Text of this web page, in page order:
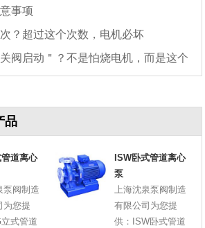
事项
？超过这个次数，电机必坏
阀启动＂？不是怕烧电机，而是这个
品
管道离心
泵阀制造
为您提
式管道
ISW卧式管道离心
泵
上海沈泉泵阀制造
有限公司为您提
供：ISW卧式管道